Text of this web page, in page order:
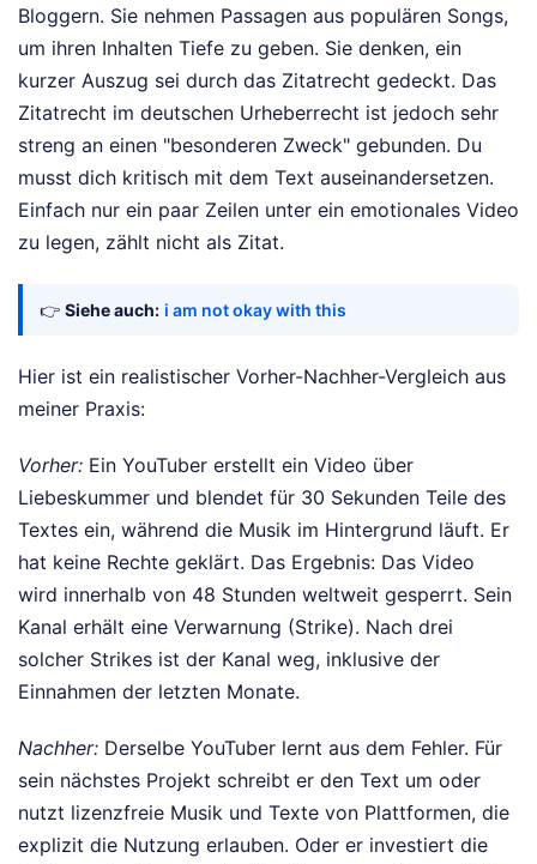
Bloggern. Sie nehmen Passagen aus populären Songs,
um ihren Inhalten Tiefe zu geben. Sie denken, ein
kurzer Auszug sei durch das Zitatrecht gedeckt. Das
Zitatrecht im deutschen Urheberrecht ist jedoch sehr
streng an einen "besonderen Zweck" gebunden. Du
musst dich kritisch mit dem Text auseinandersetzen.
Einfach nur ein paar Zeilen unter ein emotionales Video
zu legen, zählt nicht als Zitat.
👉 Siehe auch: i am not okay with this
Hier ist ein realistischer Vorher-Nachher-Vergleich aus
meiner Praxis:
Vorher: Ein YouTuber erstellt ein Video über
Liebeskummer und blendet für 30 Sekunden Teile des
Textes ein, während die Musik im Hintergrund läuft. Er
hat keine Rechte geklärt. Das Ergebnis: Das Video
wird innerhalb von 48 Stunden weltweit gesperrt. Sein
Kanal erhält eine Verwarnung (Strike). Nach drei
solcher Strikes ist der Kanal weg, inklusive der
Einnahmen der letzten Monate.
Nachher: Derselbe YouTuber lernt aus dem Fehler. Für
sein nächstes Projekt schreibt er den Text um oder
nutzt lizenzfreie Musik und Texte von Plattformen, die
explizit die Nutzung erlauben. Oder er investiert die